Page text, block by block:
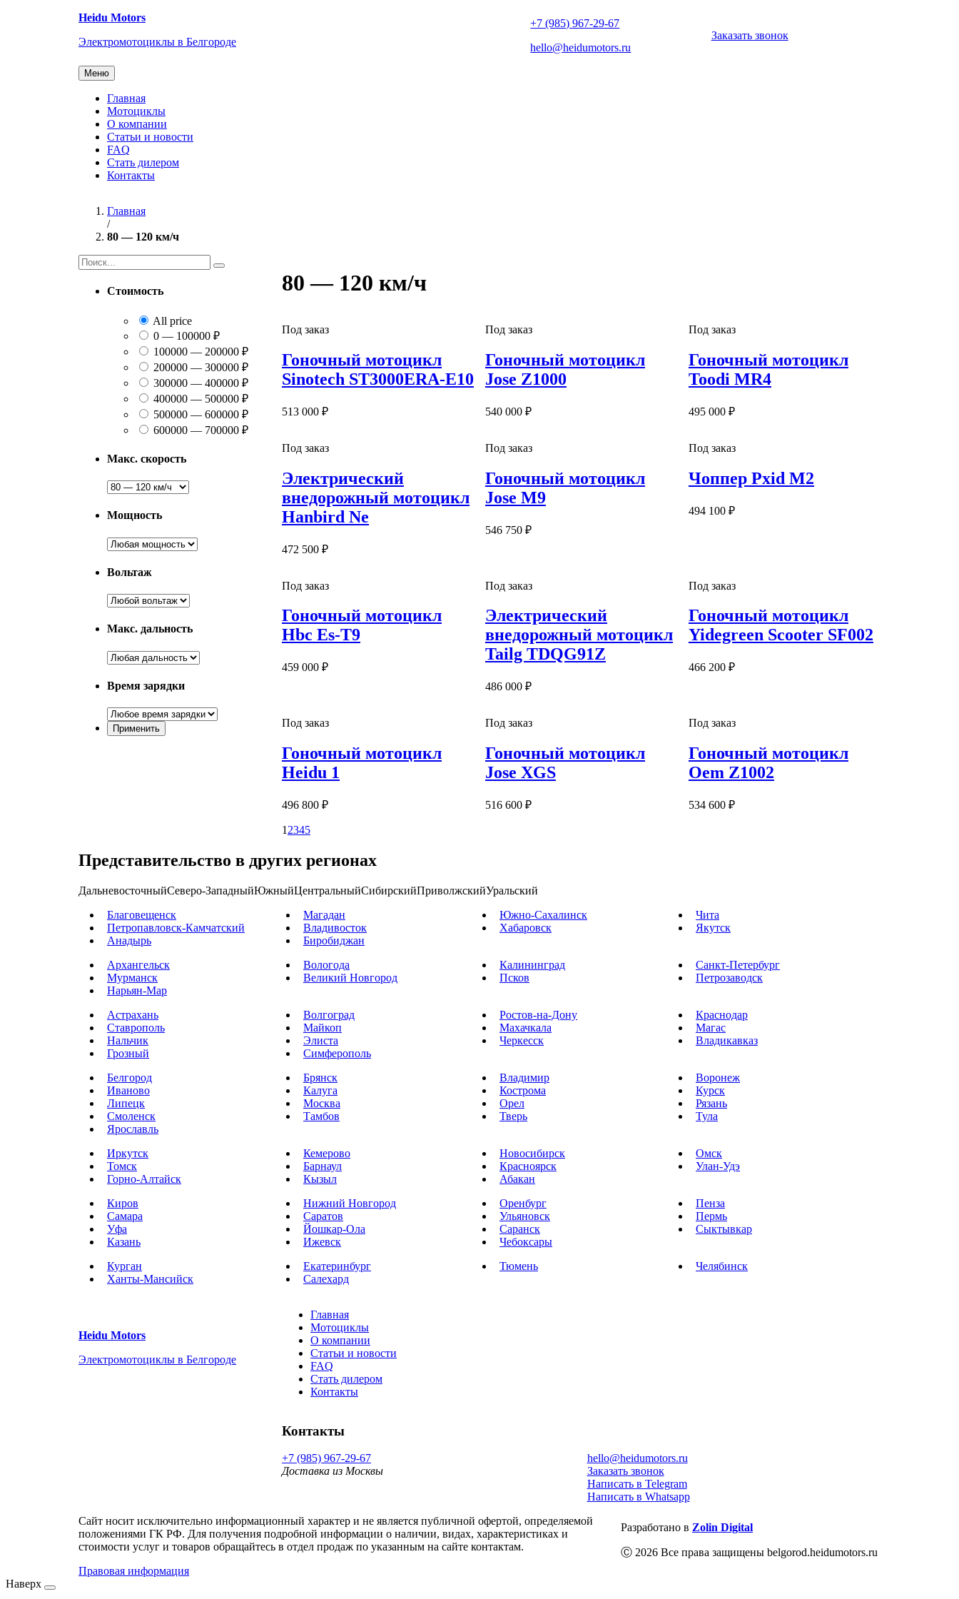
Heidu Motors
Электромотоциклы в Белгороде
+7 (985) 967-29-67
hello@heidumotors.ru
Заказать звонок
Меню
Главная
Мотоциклы
О компании
Статьи и новости
FAQ
Стать дилером
Контакты
Главная
/
80 — 120 км/ч
Найти:
Стоимость
All price
0 — 100000 ₽
100000 — 200000 ₽
200000 — 300000 ₽
300000 — 400000 ₽
400000 — 500000 ₽
500000 — 600000 ₽
600000 — 700000 ₽
Макс. скорость
Мощность
Вольтаж
Макс. дальность
Время зарядки
80 — 120 км/ч
Под заказ
Гоночный мотоцикл
Sinotech ST3000ERA-E10
513 000 ₽
Под заказ
Гоночный мотоцикл
Jose Z1000
540 000 ₽
Под заказ
Гоночный мотоцикл
Toodi MR4
495 000 ₽
Под заказ
Электрический
внедорожный мотоцикл
Hanbird Ne
472 500 ₽
Под заказ
Гоночный мотоцикл
Jose M9
546 750 ₽
Под заказ
Чоппер Pxid M2
494 100 ₽
Под заказ
Гоночный мотоцикл
Hbc Es-T9
459 000 ₽
Под заказ
Электрический
внедорожный мотоцикл
Tailg TDQG91Z
486 000 ₽
Под заказ
Гоночный мотоцикл
Yidegreen Scooter SF002
466 200 ₽
Под заказ
Гоночный мотоцикл
Heidu 1
496 800 ₽
Под заказ
Гоночный мотоцикл
Jose XGS
516 600 ₽
Под заказ
Гоночный мотоцикл
Oem Z1002
534 600 ₽
1 2345
Представительство в других регионах
ДальневосточныйСеверо-ЗападныйЮжныйЦентральныйСибирскийПриволжскийУральский
Благовещенск
Магадан Южно-Сахалинск
Чита
Петропавловск-Камчатский
Владивосток Хабаровск
Якутск
Анадырь
Биробиджан
Архангельск
Вологода Калининград
Санкт-Петербург
Мурманск
Великий Новгород Псков
Петрозаводск
Нарьян-Мар
Астрахань
Волгоград Ростов-на-Дону
Краснодар
Ставрополь
Майкоп Махачкала
Магас
Нальчик
Элиста Черкесск
Владикавказ
Грозный
Симферополь
Белгород
Брянск Владимир
Воронеж
Иваново
Калуга Кострома
Курск
Липецк
Москва Орел
Рязань
Смоленск
Тамбов Тверь
Тула
Ярославль
Иркутск
Кемерово Новосибирск
Омск
Томск
Барнаул Красноярск
Улан-Удэ
Горно-Алтайск
Кызыл
Абакан
Киров
Нижний Новгород Оренбург
Пенза
Самара
Саратов Ульяновск
Пермь
Уфа
Йошкар-Ола Саранск
Сыктывкар
Казань
Ижевск
Чебоксары
Курган
Екатеринбург Тюмень
Челябинск
Ханты-Мансийск
Салехард
Heidu Motors
Электромотоциклы в Белгороде
Главная
Мотоциклы
О компании
Статьи и новости
FAQ
Стать дилером
Контакты
Контакты
+7 (985) 967-29-67
Доставка из Москвы
hello@heidumotors.ru
Заказать звонок
Написать в Telegram
Написать в Whatsapp
Сайт носит исключительно информационный характер и не является публичной офертой, определяемой
положениями ГК РФ. Для получения подробной информации о наличии, видах, характеристиках и
стоимости услуг и товаров обращайтесь в отдел продаж по указанным на сайте контактам.
Правовая информация
Разработано в Zolin Digital
Ⓒ 2026 Все права защищены belgorod.heidumotors.ru
Наверх